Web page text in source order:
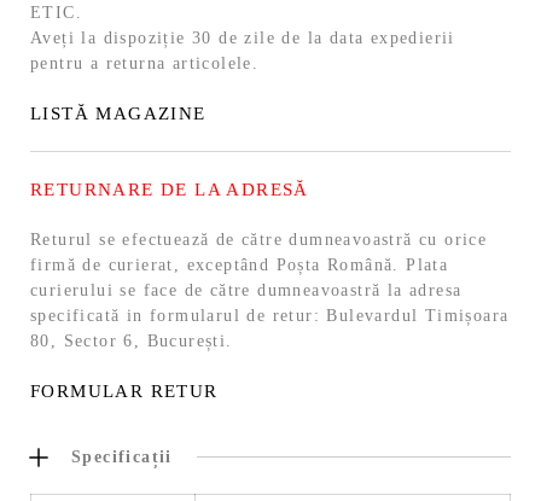
ETIC.
Aveți la dispoziție 30 de zile de la data expedierii
pentru a returna articolele.
LISTĂ MAGAZINE
RETURNARE DE LA ADRESĂ
Returul se efectuează de către dumneavoastră cu orice
firmă de curierat, exceptând Poșta Română. Plata
curierului se face de către dumneavoastră la adresa
specificată in formularul de retur: Bulevardul Timișoara
80, Sector 6, București.
FORMULAR RETUR
Specificații